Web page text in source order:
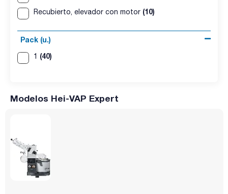
Recubierto, elevador con motor (10)
Pack (u.)
1 (40)
Modelos Hei-VAP Expert